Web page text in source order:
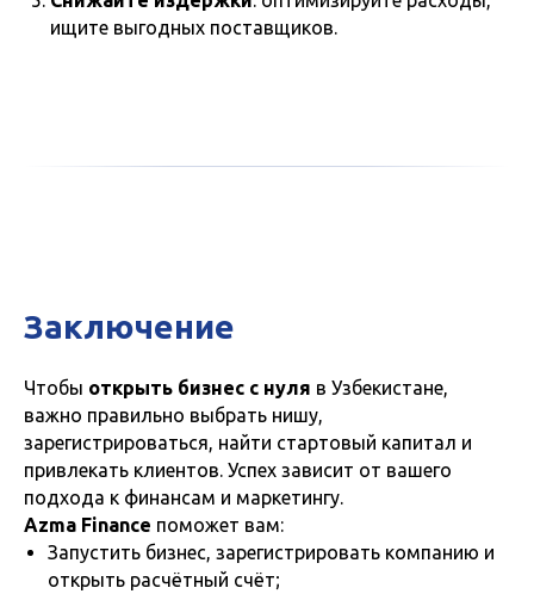
ищите выгодных поставщиков.
Заключение
Чтобы открыть бизнес с нуля в Узбекистане,
важно правильно выбрать нишу,
зарегистрироваться, найти стартовый капитал и
привлекать клиентов. Успех зависит от вашего
подхода к финансам и маркетингу.
Azma Finance поможет вам:
Запустить бизнес, зарегистрировать компанию и
открыть расчётный счёт;